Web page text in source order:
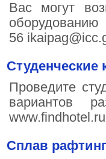
Вас могут
56
Студенческие
Проведите
вариантов
Сплав